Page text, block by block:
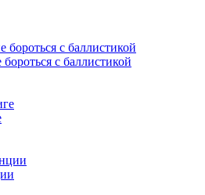
с баллистикой